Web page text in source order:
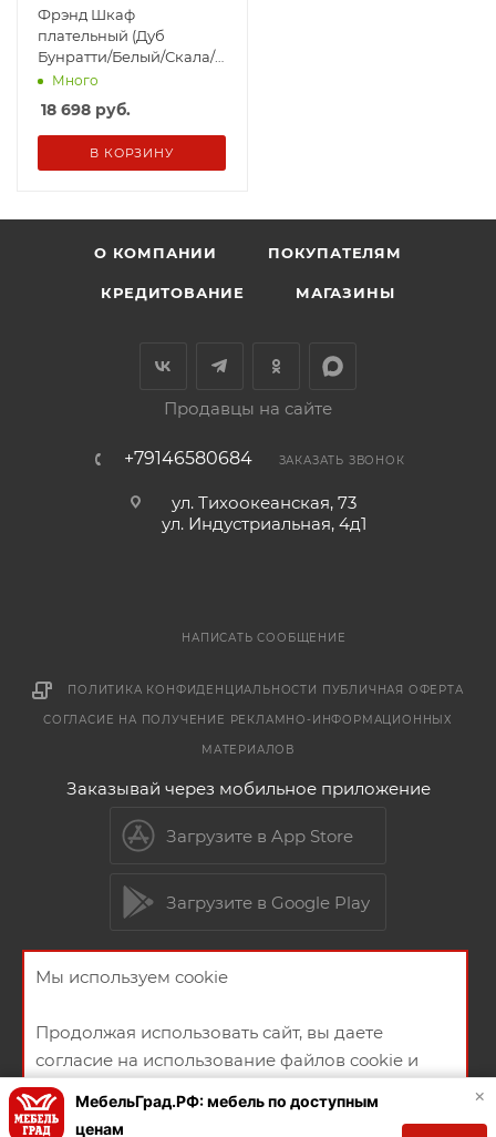
Фрэнд Шкаф
плательный (Дуб
Бунратти/Белый/Скала/
фотопеч
Много
18 698 руб.
В КОРЗИНУ
О КОМПАНИИ ПОКУПАТЕЛЯМ
КРЕДИТОВАНИЕ МАГАЗИНЫ
Продавцы на сайте
+79146580684 ЗАКАЗАТЬ ЗВОНОК
ул. Тихоокеанская, 73
ул. Индустриальная, 4д1
НАПИСАТЬ СООБЩЕНИЕ
ПОЛИТИКА КОНФИДЕНЦИАЛЬНОСТИ ПУБЛИЧНАЯ ОФЕРТА
СОГЛАСИЕ НА ПОЛУЧЕНИЕ РЕКЛАМНО-ИНФОРМАЦИОННЫХ
МАТЕРИАЛОВ
Заказывай через мобильное приложение
Загрузите в App Store
Загрузите в Google Play
Мы используем cookie
Продолжая использовать сайт, вы даете
согласие на использование файлов cookie и
политикой конфиденциальности
×
МебельГрад.РФ: мебель по доступным
ценам